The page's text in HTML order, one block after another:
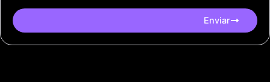
Enviar